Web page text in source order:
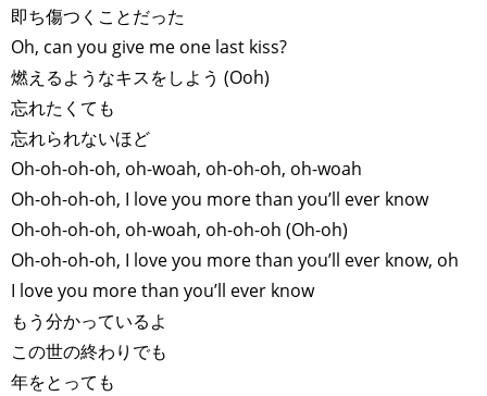
即ち傷つくことだった
Oh, can you give me one last kiss?
燃えるようなキスをしよう (Ooh)
忘れたくても
忘れられないほど
Oh-oh-oh-oh, oh-woah, oh-oh-oh, oh-woah
Oh-oh-oh-oh, I love you more than you’ll ever know
Oh-oh-oh-oh, oh-woah, oh-oh-oh (Oh-oh)
Oh-oh-oh-oh, I love you more than you’ll ever know, oh
I love you more than you’ll ever know
もう分かっているよ
この世の終わりでも
年をとっても